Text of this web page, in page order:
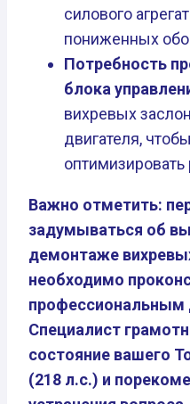
силового
пониженных
Потребность
блока
вихревых
двигателя,
Важно отметить:
задумываться об
демонтаже
необходимо
профессиональным
Специалист
состояние вашего
(218 л.с.) и